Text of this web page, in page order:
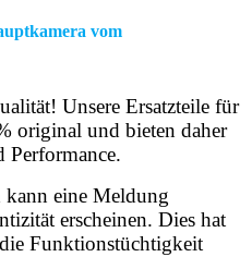
vom
Unsere Ersatzteile für
original und bieten daher
Performance.
kann eine Meldung
erscheinen. Dies hat
Funktionstüchtigkeit